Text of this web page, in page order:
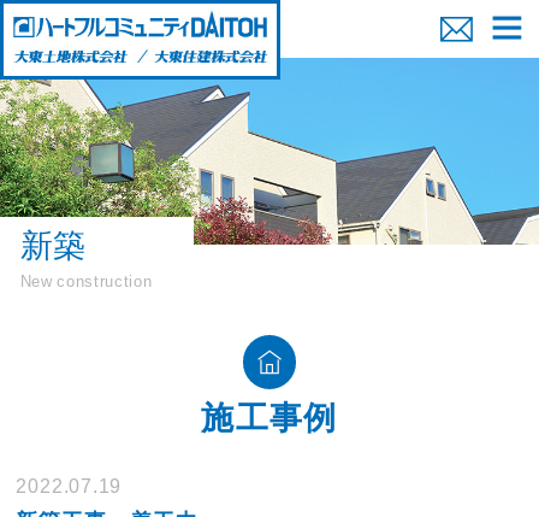
新築
New construction
施工事例
2022.07.19